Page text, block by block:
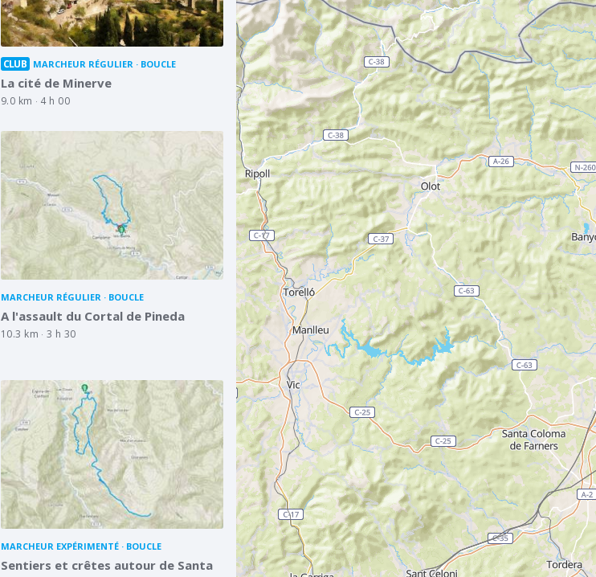
CLUB MARCHEUR RÉGULIER BOUCLE
La cité de Minerve
9.0 km 4 h 00
MARCHEUR RÉGULIER BOUCLE
A l'assault du Cortal de Pineda
10.3 km 3 h 30
MARCHEUR EXPÉRIMENTÉ BOUCLE
Sentiers et crêtes autour de Santa